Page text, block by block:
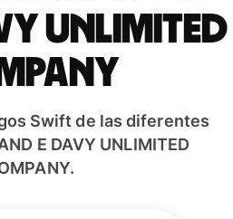
UNLIMITED
Swift de las diferentes
E DAVY UNLIMITED